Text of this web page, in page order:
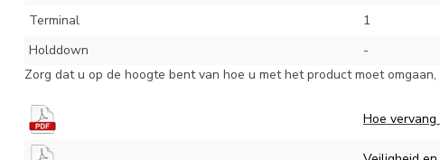
Terminal
1
Holddown
-
Zorg dat u op de hoogte bent van hoe u met het product moet
Hoe vervang